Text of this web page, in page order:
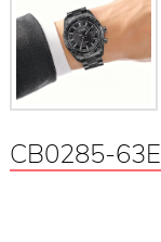
CB0285-63E